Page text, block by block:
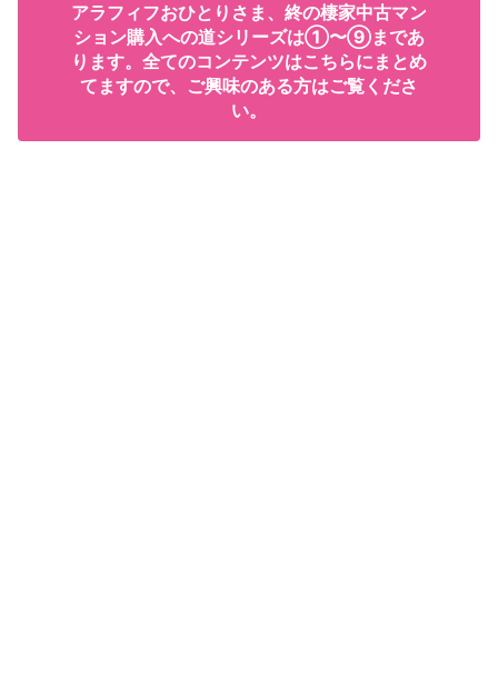
アラフィフおひとりさま、終の棲家中古マン
ション購入への道シリーズは①〜⑨まであ
ります。全てのコンテンツはこちらにまとめ
てますので、ご興味のある方はご覧くださ
い。